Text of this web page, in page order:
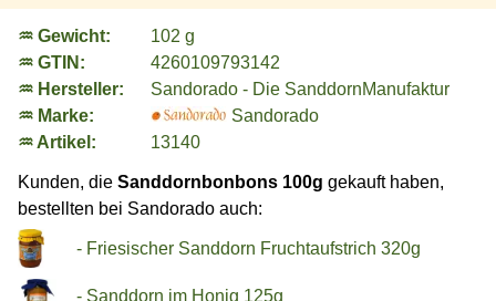
♒ Gewicht:
102 g
♒ GTIN:
4260109793142
♒ Hersteller:
Sandorado - Die SanddornManufaktur
♒ Marke:
Sandorado
♒ Artikel:
13140
Kunden, die Sanddornbonbons 100g gekauft haben,
bestellten bei Sandorado auch:
- Friesischer Sanddorn Fruchtaufstrich 320g
- Sanddorn im Honig 125g